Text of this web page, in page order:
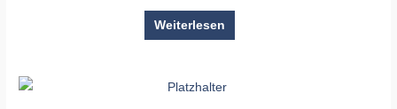
Weiterlesen